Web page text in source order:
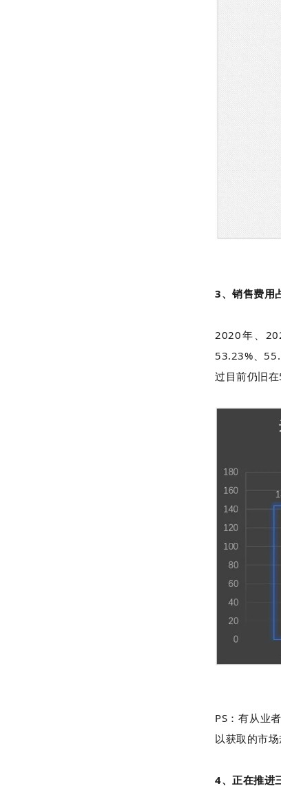
3、销售费用
2020年、
53.23%、
过目前仍旧在
PS：有从业
以获取的市
4、正在推进